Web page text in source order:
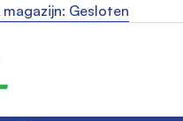
Gesloten